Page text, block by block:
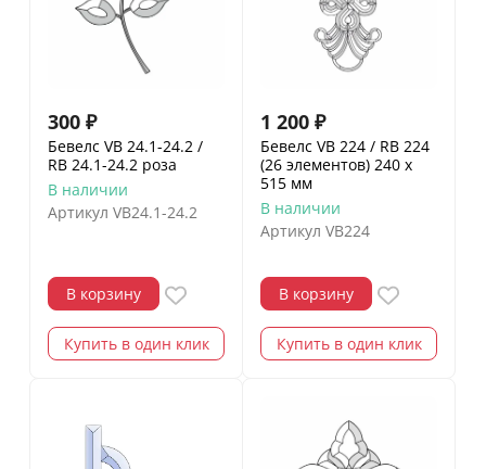
300 ₽
Бевелс VB 24.1-24.2 /
RB 24.1-24.2 роза
В наличии
Артикул VB24.1-24.2
В корзину
Купить в один клик
1 200 ₽
Бевелс VB 224 / RB 224
(26 элементов) 240 х
515 мм
В наличии
Артикул VB224
В корзину
Купить в один клик